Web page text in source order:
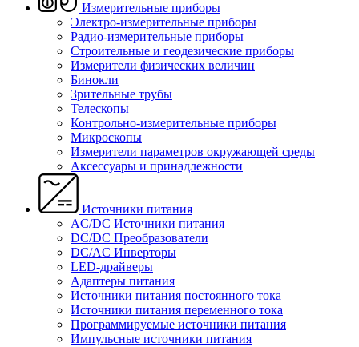
Измерительные приборы
Электро-измерительные приборы
Радио-измерительные приборы
Строительные и геодезические приборы
Измерители физических величин
Бинокли
Зрительные трубы
Телескопы
Контрольно-измерительные приборы
Микроскопы
Измерители параметров окружающей среды
Аксессуары и принадлежности
Источники питания
AC/DC Источники питания
DC/DC Преобразователи
DC/AC Инверторы
LED-драйверы
Адаптеры питания
Источники питания постоянного тока
Источники питания переменного тока
Программируемые источники питания
Импульсные источники питания